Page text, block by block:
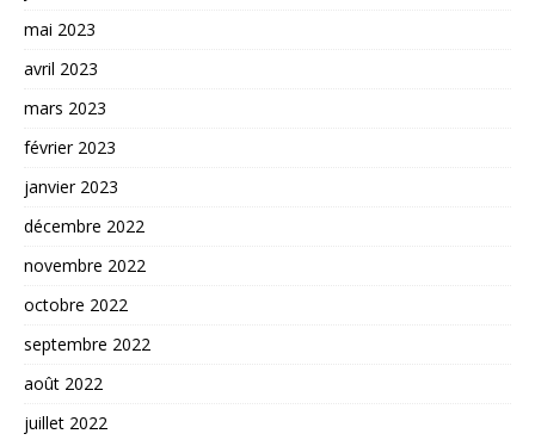
mai 2023
avril 2023
mars 2023
février 2023
janvier 2023
décembre 2022
novembre 2022
octobre 2022
septembre 2022
août 2022
juillet 2022